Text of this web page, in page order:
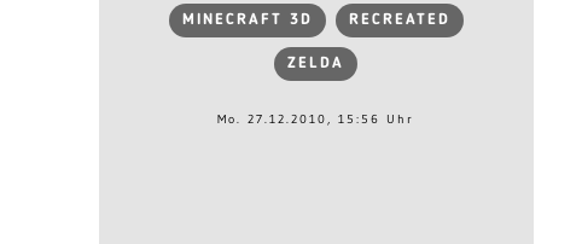
MINECRAFT 3D RECREATED
ZELDA
Mo. 27.12.2010, 15:56 Uhr